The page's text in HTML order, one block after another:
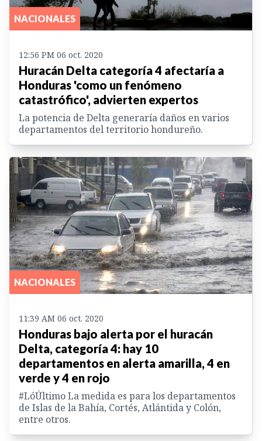
NACIONALES
12:56 PM 06 oct. 2020
Huracán Delta categoría 4 afectaría a
Honduras 'como un fenómeno
catastrófico', advierten expertos
La potencia de Delta generaría daños en varios
departamentos del territorio hondureño.
NACIONALES
11:39 AM 06 oct. 2020
Honduras bajo alerta por el huracán
Delta, categoría 4: hay 10
departamentos en alerta amarilla, 4 en
verde y 4 en rojo
#LóÚltimo La medida es para los departamentos
de Islas de la Bahía, Cortés, Atlántida y Colón,
entre otros.